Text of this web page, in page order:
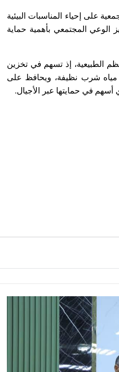
على إحياء المناسبات البيئية
الوعي المجتمعي بأهمية حماية
الطبيعية، إذ تسهم في تخزين
مياه شرب نظيفة، ويحافظ على
في حمايتها عبر الأجيال.